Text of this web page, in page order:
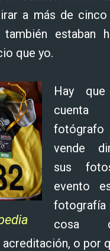
a más de
estaban
que yo.
Hay
vende
sus
evento
fotografía
cosa
o por